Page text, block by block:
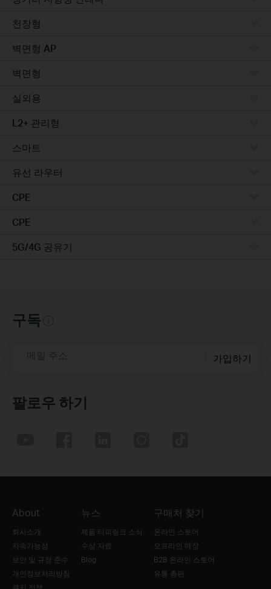
천장형
벽면형 AP
벽면형
실외용
L2+ 관리형
스마트
유선 라우터
CPE
CPE
5G/4G 공유기
구독
메일 주소 가입하기
팔로우 하기
About
회사소개
지속가능성
보안 및 규정 준수
개인정보처리방침
뉴스
제품·티피링크 소식
수상 자료
Blog
구매처 찾기
온라인 스토어
오프라인 매장
B2B 온라인 스토어
유통 총판